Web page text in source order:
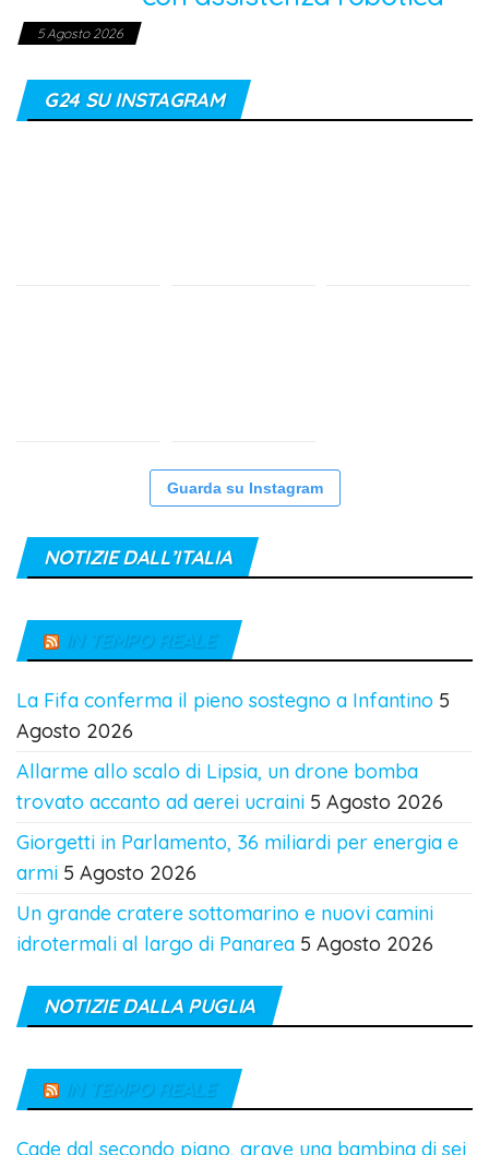
5 Agosto 2026
G24 SU INSTAGRAM
Guarda su Instagram
NOTIZIE DALL’ITALIA
IN TEMPO REALE
La Fifa conferma il pieno sostegno a Infantino 5
Agosto 2026
Allarme allo scalo di Lipsia, un drone bomba
trovato accanto ad aerei ucraini 5 Agosto 2026
Giorgetti in Parlamento, 36 miliardi per energia e
armi 5 Agosto 2026
Un grande cratere sottomarino e nuovi camini
idrotermali al largo di Panarea 5 Agosto 2026
NOTIZIE DALLA PUGLIA
IN TEMPO REALE
Cade dal secondo piano, grave una bambina di sei